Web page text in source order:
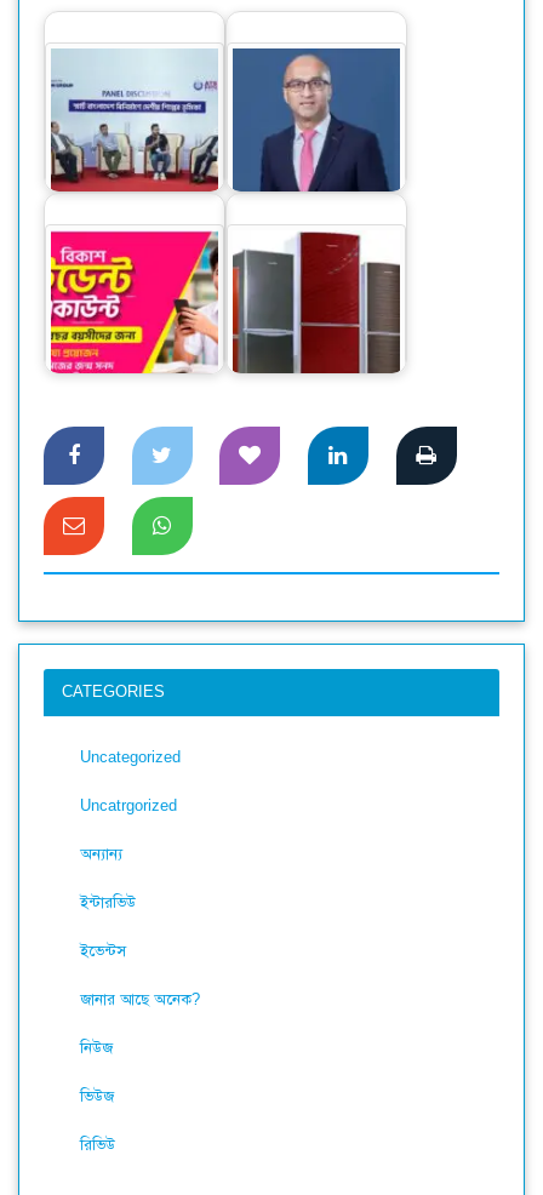
স্মার্ট বাংলাদেশ বিনির্মাণে
‘সেন্ট্রাল ফোরাম’ গঠনের
আহ্বান
‘সিটি ব্যাংকের নিট
মুনাফা ১ হাজার ১৪
কোটি টাকা’
বিকাশের স্টুডেন্ট
অ্যাকাউন্ট ক্যাশলেস
লেনদেনে…
দেশি ফ্রিজে স্বপ্নপূরণ
CATEGORIES
Uncategorized
Uncatrgorized
অন্যান্য
ইন্টারভিউ
ইভেন্টস
জানার আছে অনেক?
নিউজ
ভিউজ
রিভিউ